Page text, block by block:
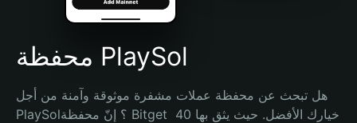
Español (Argentina)
محفظة PlaySol
هل تبحث عن محفظة عملات مشفرة موثوقة وآمنة من أجل
PlaySol؟ إنّ محفظة Bitget خيارك الأفضل. حيث يثق بها 40